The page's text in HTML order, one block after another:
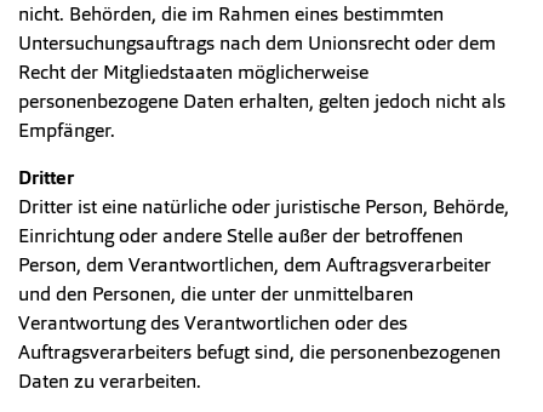
nicht. Behörden, die im Rahmen eines bestimmten
Untersuchungsauftrags nach dem Unionsrecht oder dem
Recht der Mitgliedstaaten möglicherweise
personenbezogene Daten erhalten, gelten jedoch nicht als
Empfänger.
Dritter
Dritter ist eine natürliche oder juristische Person, Behörde,
Einrichtung oder andere Stelle außer der betroffenen
Person, dem Verantwortlichen, dem Auftragsverarbeiter
und den Personen, die unter der unmittelbaren
Verantwortung des Verantwortlichen oder des
Auftragsverarbeiters befugt sind, die personenbezogenen
Daten zu verarbeiten.